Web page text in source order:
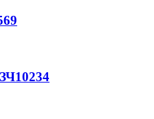
10234